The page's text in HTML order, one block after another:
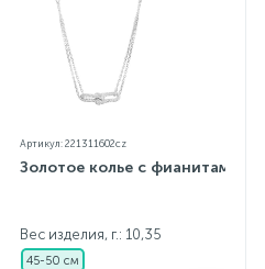
Артикул: 221311602cz
Золотое колье с фианитами
Вес изделия, г.: 10,35
45-50 см